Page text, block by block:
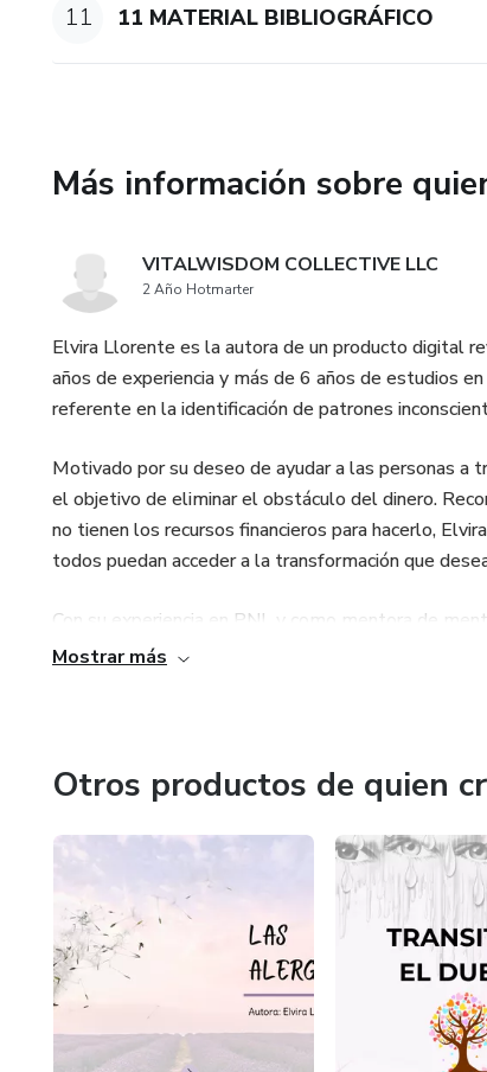
11 11 MATERIAL BIBLIOGRÁFICO
Más información sobre
VITALWISDOM COLLECTIVE LLC
2 Año Hotmarter
Elvira Llorente es la autora de un producto digital
años de experiencia y más de 6 años de estudios
referente en la identificación de patrones
Motivado por su deseo de ayudar a las personas a
el objetivo de eliminar el obstáculo del dinero.
no tienen los recursos financieros para hacerlo,
todos puedan acceder a la transformación que
Con su experiencia en PNL y como mentora de
brinda a las personas las herramientas necesarias
Únete a Elvira Llorente en esta emocionante
cualquier obstáculo y lograr una vida plena y
con este producto digital podrás transformar tu
Mostrar más
Otros productos de quien